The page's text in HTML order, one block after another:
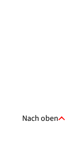
Nach oben